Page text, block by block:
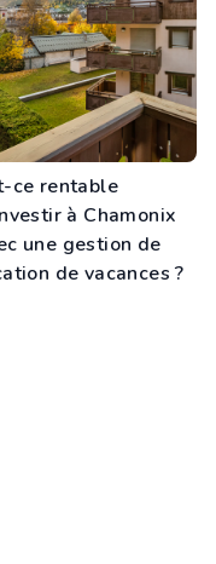
ce rentable
à Chamonix
une gestion de
de vacances ?